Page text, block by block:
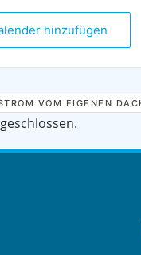
hinzufügen
VOM EIGENEN